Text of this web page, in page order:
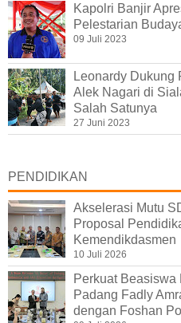
Kapolri Banjir
Pelestarian
09 Juli 2023
Leonardy Dukung
Alek Nagari di
Salah Satunya
27 Juni 2023
PENDIDIKAN
Akselerasi Mutu
Proposal
Kemendikdasmen
10 Juli 2026
Perkuat Beasiswa
Padang Fadly
dengan Foshan